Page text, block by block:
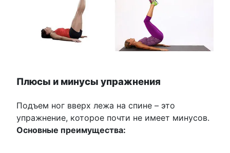
Плюсы и минусы упражнения
Подъем ног вверх лежа на спине – это
упражнение, которое почти не имеет минусов.
Основные преимущества: